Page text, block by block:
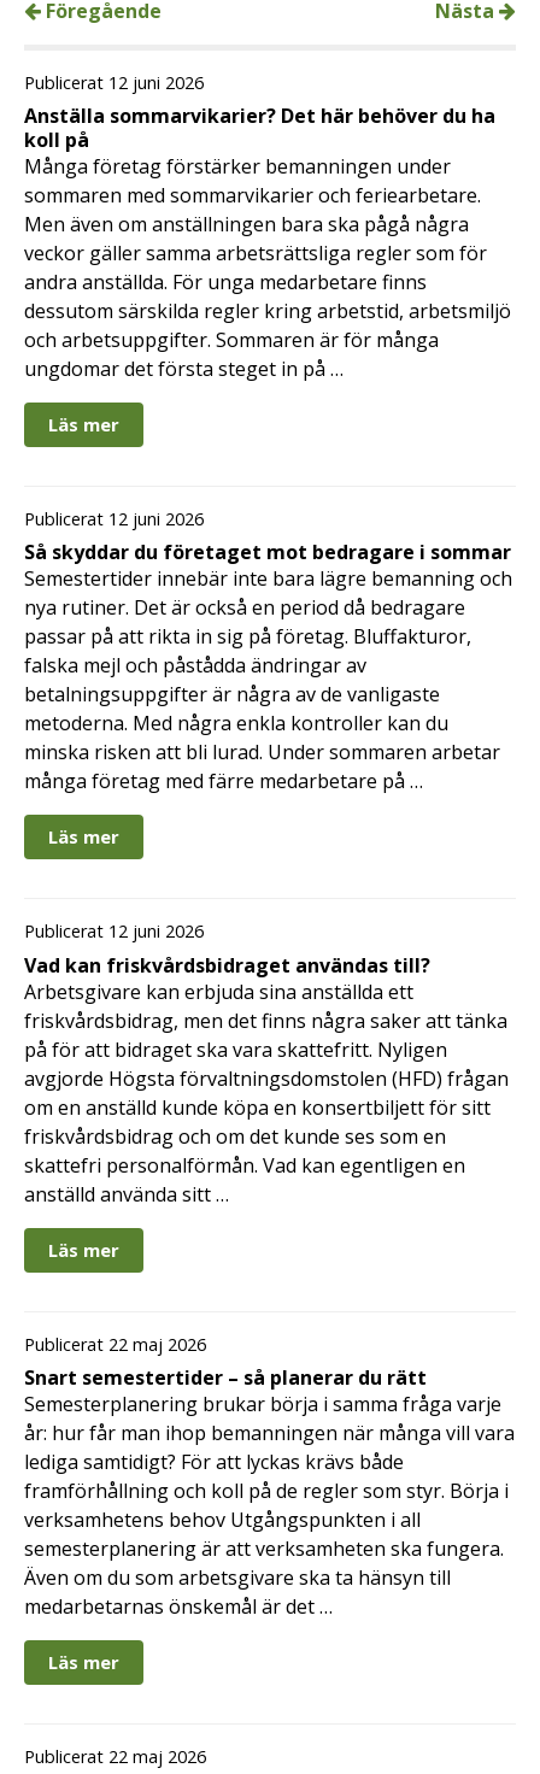
Föregående Nästa
Publicerat 12 juni 2026
Anställa sommarvikarier? Det här behöver du ha
koll på
Många företag förstärker bemanningen under
sommaren med sommarvikarier och feriearbetare.
Men även om anställningen bara ska pågå några
veckor gäller samma arbetsrättsliga regler som för
andra anställda. För unga medarbetare finns
dessutom särskilda regler kring arbetstid, arbetsmiljö
och arbetsuppgifter. Sommaren är för många
ungdomar det första steget in på …
Läs mer
Publicerat 12 juni 2026
Så skyddar du företaget mot bedragare i sommar
Semestertider innebär inte bara lägre bemanning och
nya rutiner. Det är också en period då bedragare
passar på att rikta in sig på företag. Bluffakturor,
falska mejl och påstådda ändringar av
betalningsuppgifter är några av de vanligaste
metoderna. Med några enkla kontroller kan du
minska risken att bli lurad. Under sommaren arbetar
många företag med färre medarbetare på …
Läs mer
Publicerat 12 juni 2026
Vad kan friskvårdsbidraget användas till?
Arbetsgivare kan erbjuda sina anställda ett
friskvårdsbidrag, men det finns några saker att tänka
på för att bidraget ska vara skattefritt. Nyligen
avgjorde Högsta förvaltningsdomstolen (HFD) frågan
om en anställd kunde köpa en konsertbiljett för sitt
friskvårdsbidrag och om det kunde ses som en
skattefri personalförmån. Vad kan egentligen en
anställd använda sitt …
Läs mer
Publicerat 22 maj 2026
Snart semestertider – så planerar du rätt
Semesterplanering brukar börja i samma fråga varje
år: hur får man ihop bemanningen när många vill vara
lediga samtidigt? För att lyckas krävs både
framförhållning och koll på de regler som styr. Börja i
verksamhetens behov Utgångspunkten i all
semesterplanering är att verksamheten ska fungera.
Även om du som arbetsgivare ska ta hänsyn till
medarbetarnas önskemål är det …
Läs mer
Publicerat 22 maj 2026